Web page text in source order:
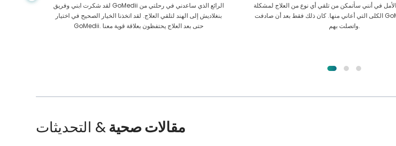
لقد شكرت ابني وفريق GoMedii الرائع الذي ساعدني في رحلتي من
بنغلاديش إلى الهند لتلقي العلاج. لقد اتخذنا الخيار الصحيح في اختيار
GoMedii. حتى بعد العلاج يحتفظون بعلاقة قوية معنا
في أنني سأتمكن من تلقي أي نوع من العلاج لمشكلة
الكلى التي أعاني منها. كان ذلك فقط بعد أن صادفت GoMedii بحمد الله
واتصلت بهم.
مقالات صحية& التحديثات